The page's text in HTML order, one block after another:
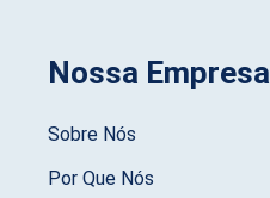
Nossa Empresa
Sobre Nós
Por Que Nós